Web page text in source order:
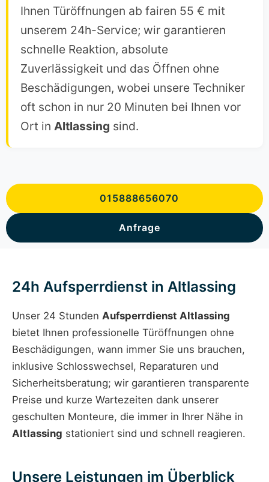
Ihnen Türöffnungen ab fairen 55 € mit
unserem 24h-Service; wir garantieren
schnelle Reaktion, absolute
Zuverlässigkeit und das Öffnen ohne
Beschädigungen, wobei unsere Techniker
oft schon in nur 20 Minuten bei Ihnen vor
Ort in Altlassing sind.
015888656070
Anfrage
24h Aufsperrdienst in Altlassing
Unser 24 Stunden Aufsperrdienst Altlassing
bietet Ihnen professionelle Türöffnungen ohne
Beschädigungen, wann immer Sie uns brauchen,
inklusive Schlosswechsel, Reparaturen und
Sicherheitsberatung; wir garantieren transparente
Preise und kurze Wartezeiten dank unserer
geschulten Monteure, die immer in Ihrer Nähe in
Altlassing stationiert sind und schnell reagieren.
Unsere Leistungen im Überblick